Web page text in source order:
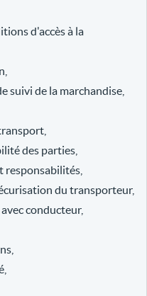
d'accès à la
suivi de la marchandise,
des parties,
responsabilités,
du transporteur,
conducteur,